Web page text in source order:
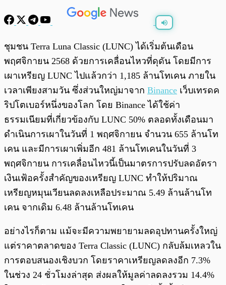
0:00
ชุมชน Terra Luna Classic (LUNC) ได้เริ่มต้นเดือน
พฤศจิกายน 2568 ด้วยการเคลื่อนไหวที่ดุดัน โดยมีการ
เผาเหรียญ LUNC ไปแล้วกว่า 1,185 ล้านโทเคน ภายใน
เวลาเพียงสามวัน ซึ่งส่วนใหญ่มาจาก Binance เว็บเทรดค
ริปโตเบอร์หนึ่งของโลก โดย Binance ได้ใช้ค่า
ธรรมเนียมที่เกี่ยวข้องกับ LUNC 50% ตลอดทั้งเดือนมา
ดำเนินการเผาในวันที่ 1 พฤศจิกายน จำนวน 655 ล้านโท
เคน และมีการเผาเพิ่มอีก 481 ล้านโทเคนในวันที่ 3
พฤศจิกายน การเคลื่อนไหวนี้เป็นมาตรการปรับลดอัตรา
เงินเฟ้อครั้งสำคัญของเหรียญ LUNC ทำให้ปริมาณ
เหรียญหมุนเวียนลดลงเหลือประมาณ 5.49 ล้านล้านโท
เคน จากเดิม 6.48 ล้านล้านโทเคน
อย่างไรก็ตาม แม้จะมีความพยายามลดอุปทานครั้งใหญ่
แต่ราคาตลาดของ Terra Classic (LUNC) กลับล้มเหลวใน
การตอบสนองเชิงบวก โดยราคาเหรียญลดลงอีก 7.3%
ในช่วง 24 ชั่วโมงล่าสุด ส่งผลให้มูลค่าลดลงรวม 14.4%